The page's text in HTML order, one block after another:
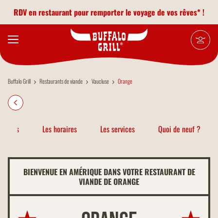
RDV en restaurant pour remporter le voyage de vos rêves* !
Buffalo Grill Restaurants de viande Vaucluse Orange
Les horaires Les services Quoi de neuf ?
BIENVENUE EN AMÉRIQUE DANS VOTRE RESTAURANT DE
VIANDE DE ORANGE